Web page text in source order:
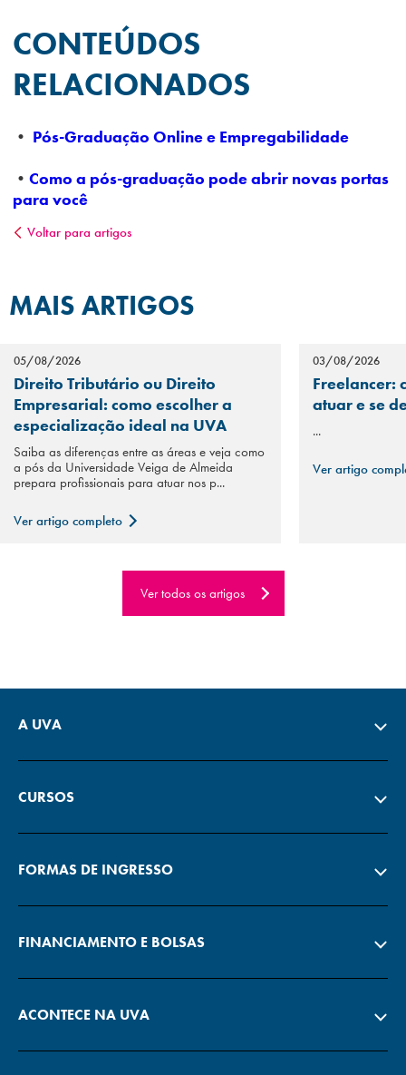
CONTEÚDOS
RELACIONADOS
• Pós-Graduação Online e Empregabilidade
• Como a pós-graduação pode abrir novas portas
para você
Voltar para artigos
MAIS ARTIGOS
05/08/2026
Direito Tributário ou Direito
Empresarial: como escolher a
especialização ideal na UVA
Saiba as diferenças entre as áreas e veja como
a pós da Universidade Veiga de Almeida
prepara profissionais para atuar nos p...
Ver artigo completo
03/08/2026
Freelancer:
atuar e se
...
Ver artigo
Ver todos os artigos
A UVA
CURSOS
FORMAS DE INGRESSO
FINANCIAMENTO E BOLSAS
ACONTECE NA UVA